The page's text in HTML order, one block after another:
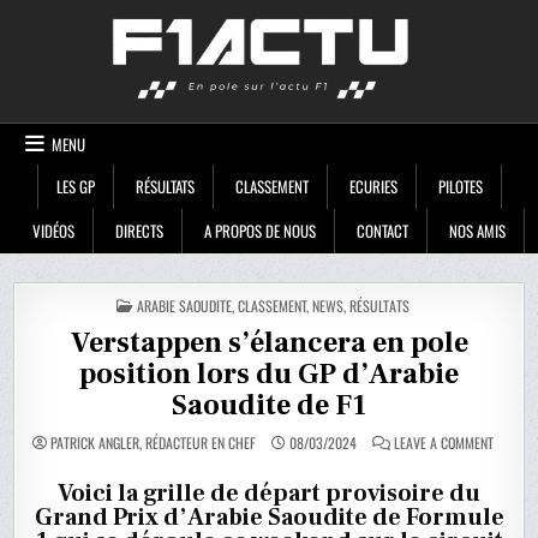
MENU
LES GP
RÉSULTATS CLASSEMENT ECURIES
PILOTES
VIDÉOS
DIRECTS A PROPOS DE NOUS CONTACT NOS AMIS
POSTED
IN
ARABIE SAOUDITE,CLASSEMENT,NEWS,RÉSULTATS
Verstappen s’élancera en pole
position lors du GP d’Arabie
Saoudite de F1
PATRICK ANGLER, RÉDACTEUR EN CHEF 08/03/2024 LEAVE A COMMENTON
LORS
Voici la grille de départ provisoire du
Grand Prix d’Arabie Saoudite de Formule